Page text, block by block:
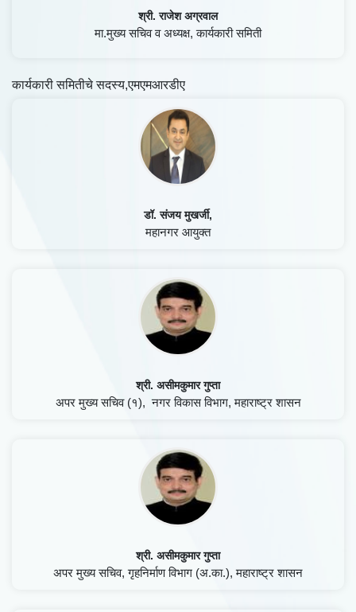
श्री. राजेश अग्रवाल
मा.मुख्य सचिव व अध्यक्ष, कार्यकारी समिती
कार्यकारी समितीचे सदस्य,एमएमआरडीए
डॉ. संजय मुखर्जी,
महानगर आयुक्त
श्री. असीमकुमार गुप्ता
अपर मुख्य सचिव (१), नगर विकास विभाग, महाराष्ट्र शासन
श्री. असीमकुमार गुप्ता
अपर मुख्य सचिव, गृहनिर्माण विभाग (अ.का.), महाराष्ट्र शासन
Rate Your Experience